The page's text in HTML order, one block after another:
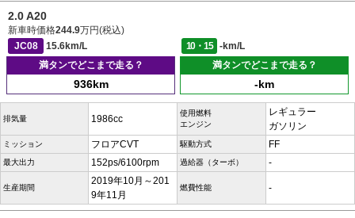
2.0 A20
新車時価格244.9万円(税込)
JC08
15.6km/L 10・15
-km/L
満タンでどこまで走る？
936km
満タンでどこまで走る？
-km
排気量 1986cc
使用燃料
エンジン
レギュラー
ガソリン
ミッション フロアCVT 駆動方式 FF
最大出力 152ps/6100rpm 過給器（ターボ） -
生産期間
2019年10月～201
9年11月
燃費性能 -